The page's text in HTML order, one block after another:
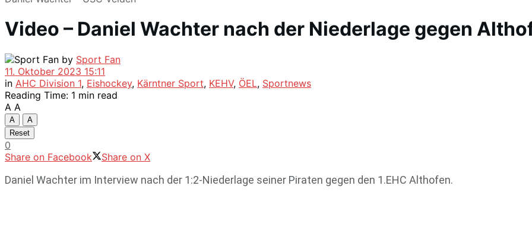
Video – Daniel Wachter nach der Niederlage gegen
by Sport Fan
11. Oktober 2023 15:11
in AHC Division 1, Eishockey, Kärntner Sport, KEHV, ÖEL, Sportnews
Reading Time: 1 min read
A A
A
A
Reset
0
Share on Facebook
Share on X
Daniel Wachter im Interview nach der 1:2-Niederlage seiner Piraten gegen den 1.EHC Althofen.